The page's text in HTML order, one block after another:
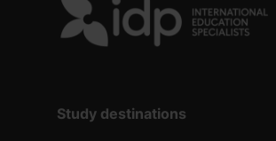
Study destinations